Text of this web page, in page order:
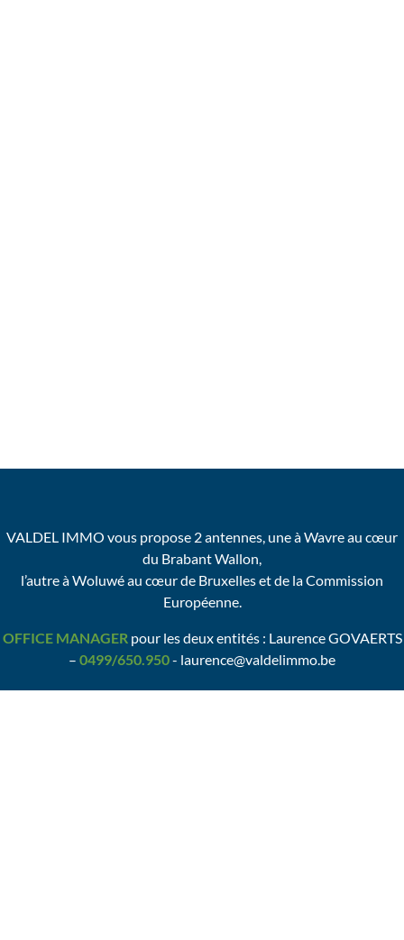
VALDEL IMMO vous propose 2 antennes, une à Wavre au cœur
du Brabant Wallon,
l’autre à Woluwé au cœur de Bruxelles et de la Commission
Européenne.
OFFICE MANAGERpour les deux entités : Laurence GOVAERTS
– 0499/650.950- laurence@valdelimmo.be
OFFICE MANAGERpour les deux entités : Corinne STORME –